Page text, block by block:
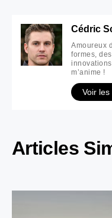
Cédric
Amoureux
formes,
m’anime !
Voir
Articles